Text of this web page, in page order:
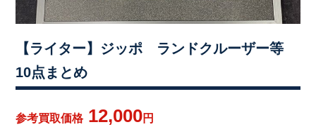
【ライター】ジッポ ランドクルーザー等
10点まとめ
参考買取価格12,000円